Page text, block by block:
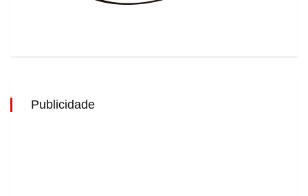
Publicidade